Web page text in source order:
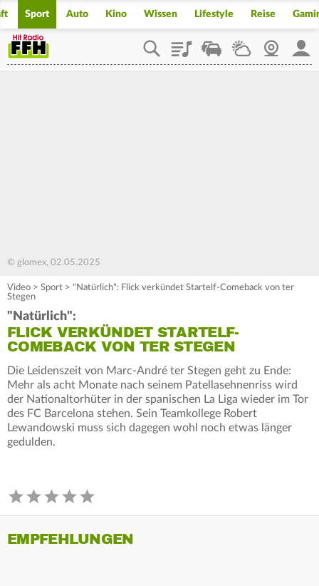
Sport Auto Kino Wissen Lifestyle Reise
PlaylistStaupilotWetterWebcam
© glomex, 02.05.2025
Video > Sport > "Natürlich": Flick verkündet Startelf-Comeback von ter
Stegen
"Natürlich":
FLICK VERKÜNDET STARTELF-
COMEBACK VON TER STEGEN
Die Leidenszeit von Marc-André ter Stegen geht zu Ende:
Mehr als acht Monate nach seinem Patellasehnenriss wird
der Nationaltorhüter in der spanischen La Liga wieder im Tor
des FC Barcelona stehen. Sein Teamkollege Robert
Lewandowski muss sich dagegen wohl noch etwas länger
gedulden.
EMPFEHLUNGEN